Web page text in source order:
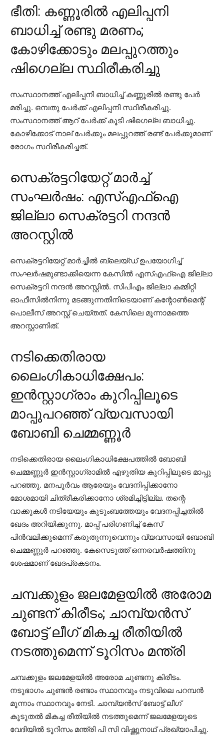
ഭീതി: കണ്ണൂരില്‍ എലിപ്പനി
ബാധിച്ച് രണ്ടു മരണം;
കോഴിക്കോടും മലപ്പുറത്തും
ഷിഗെല്ല സ്ഥിരീകരിച്ചു
സംസ്ഥാനത്ത് എലിപ്പനി ബാധിച്ച് കണ്ണൂരില്‍ രണ്ടു പേര്‍
മരിച്ചു. ഒമ്പതു പേര്‍ക്ക് എലിപ്പനി സ്ഥിരീകരിച്ചു.
സംസ്ഥാനത്ത് ആറ് പേര്‍ക്ക് കൂടി ഷിഗെല്ല ബാധിച്ചു.
കോഴിക്കോട് നാല് പേര്‍ക്കും മലപ്പുറത്ത് രണ്ട് പേര്‍ക്കുമാണ്
രോഗം സ്ഥിരീകരിച്ചത്.
സെക്രട്ടറിയേറ്റ് മാര്‍ച്ച്
സംഘര്‍ഷം: എസ്എഫ്ഐ
ജില്ലാ സെക്രട്ടറി നന്ദന്‍
അറസ്റ്റില്‍
സെക്രട്ടറിയേറ്റ് മാര്‍ച്ചില്‍ ബ്ലെയ്ഡ് ഉപയോഗിച്ച്
സംഘര്‍ഷമുണ്ടാക്കിയെന്ന കേസില്‍ എസ്എഫ്ഐ ജില്ലാ
സെക്രട്ടറി നന്ദന്‍ അറസ്റ്റില്‍. സിപിഎം ജില്ലാ കമ്മിറ്റി
ഓഫീസില്‍നിന്നു മടങ്ങുന്നതിനിടെയാണ് കന്റോണ്‍മെന്റ്
പൊലീസ് അറസ്റ്റ് ചെയ്തത്. കേസിലെ മൂന്നാമത്തെ
അറസ്റ്റാണിത്.
നടിക്കെതിരായ
ലൈംഗികാധിക്ഷേപം:
ഇന്‍സ്റ്റാഗ്രാം കുറിപ്പിലൂടെ
മാപ്പുപറഞ്ഞ് വ്യവസായി
ബോബി ചെമ്മണ്ണൂര്‍
നടിക്കെതിരായ ലൈംഗികാധിക്ഷേപത്തില്‍ ബോബി
ചെമ്മണ്ണൂര്‍ ഇന്‍സ്റ്റാഗ്രാമില്‍ എഴുതിയ കുറിപ്പിലൂടെ മാപ്പു
പറഞ്ഞു. മനപൂര്‍വം ആരേയും വേദനിപ്പിക്കാനോ
മോശമായി ചിത്രീകരിക്കാനോ ശ്രമിച്ചിട്ടില്ല. തന്റെ
വാക്കുകള്‍ നടിയേയും കുടുംബത്തേയും വേദനപ്പിച്ചതില്‍
ഖേദം അറിയിക്കുന്നു. മാപ്പ് പരിഗണിച്ച് കേസ്
പിന്‍വലിക്കുമെന്ന് കരുതുന്നുവെന്നും വ്യവസായി ബോബി
ചെമ്മണ്ണൂര്‍ പറഞ്ഞു. കേസെടുത്ത് ഒന്നരവര്‍ഷത്തിനു
ശേഷമാണ് ഖേദപ്രകടനം.
ചമ്പക്കുളം ജലമേളയില്‍ അരോമ
ചുണ്ടന് കിരീടം; ചാമ്പ്യന്‍സ്
ബോട്ട് ലീഗ് മികച്ച രീതിയില്‍
നടത്തുമെന്ന് ടൂറിസം മന്ത്രി
ചമ്പക്കുളം ജലമേളയില്‍ അരോമ ചുണ്ടനു കിരീടം.
നടുഭാഗം ചുണ്ടന്‍ രണ്ടാം സ്ഥാനവും നടുവിലെ പറമ്പന്‍
മൂന്നാം സ്ഥാനവും നേടി. ചാമ്പ്യന്‍സ് ബോട്ട് ലീഗ്
കൂടുതല്‍ മികച്ച രീതിയില്‍ നടത്തുമെന്ന് ജലമേളയുടെ
വേദിയില്‍ ടൂറിസം മന്ത്രി പി സി വിഷ്ണുനാഥ് പ്രഖ്യാപിച്ചു.